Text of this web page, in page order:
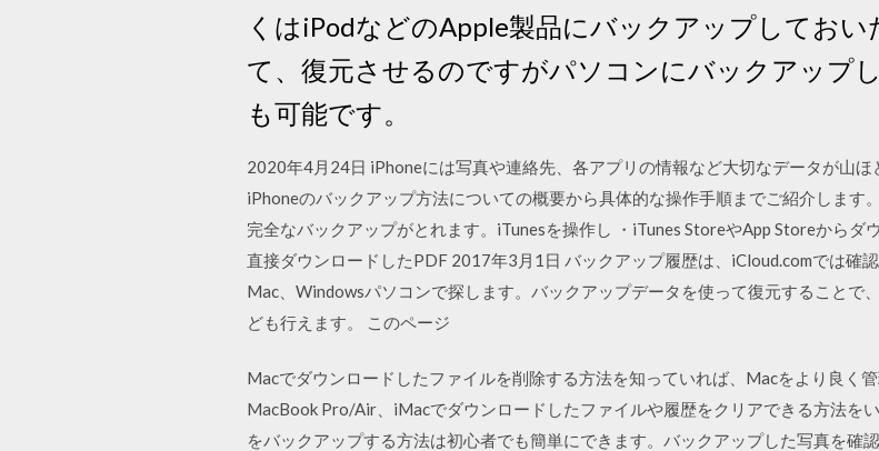
くはiPodなどのApple製品にバックアップしてお
て、復元させるのですがパソコンにバックアップ
も可能です。
2020年4月24日 iPhoneには写真や連絡先、各アプリの情報など大切なデータが山ほ
iPhoneのバックアップ方法についての概要から具体的な操作手順までご紹介します
完全なバックアップがとれます。iTunesを操作し ・iTunes StoreやApp Storeからダ
直接ダウンロードしたPDF 2017年3月1日 バックアップ履歴は、iCloud.comでは確
Mac、Windowsパソコンで探します。バックアップデータを使って復元することで
ども行えます。 このページ
Macでダウンロードしたファイルを削除する方法を知っていれば、Macをより良く
MacBook Pro/Air、iMacでダウンロードしたファイルや履歴をクリアできる方法を
をバックアップする方法は初心者でも簡単にできます。バックアップした写真を確